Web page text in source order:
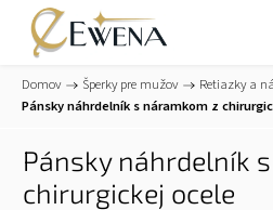
Domov / Šperky pre mužov / Retiazky a
Pánsky náhrdelník s náramkom z
Pánsky náhrdelník
chirurgickej ocele